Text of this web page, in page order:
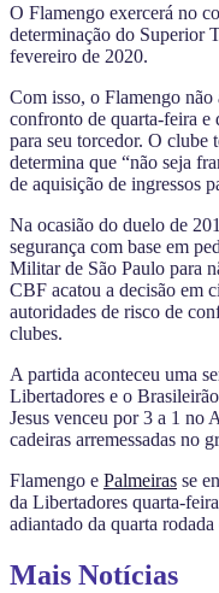
O Flamengo exercerá no
determinação do Superior
fevereiro de 2020.
Com isso, o Flamengo
confronto de quarta-feira e
para seu torcedor. O clube
determina que “não seja
de aquisição de ingressos
Na ocasião do duelo de
segurança com base em
Militar de São Paulo para
CBF acatou a decisão em
autoridades de risco de
clubes.
A partida aconteceu uma
Libertadores e o
Jesus venceu por 3 a 1 no
cadeiras arremessadas no
Flamengo e Palmeiras se
da Libertadores quarta-
adiantado da quarta
Mais Notícias